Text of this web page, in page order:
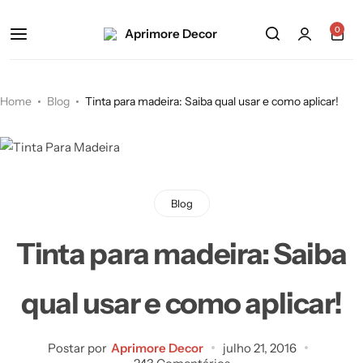
0
Home Blog Tinta para madeira: Saiba qual usar e como aplicar!
Blog
Tinta para madeira: Saiba
qual usar e como aplicar!
Postar por Aprimore Decor
julho 21, 2016